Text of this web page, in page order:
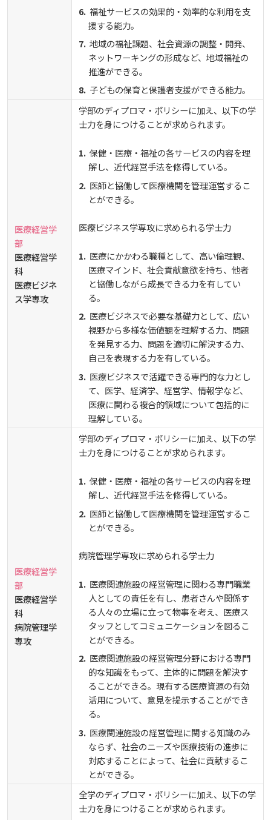
福祉サービスの効果的・効率的な利用を支
援する能力。
地域の福祉課題、社会資源の調整・開発、
ネットワーキングの形成など、地域福祉の
推進ができる。
子どもの保育と保護者支援ができる能力。
医療経営学
部
医療経営学
科
医療ビジネ
ス学専攻
学部のディプロマ・ポリシーに加え、以下の学
士力を身につけることが求められます。
保健・医療・福祉の各サービスの内容を理
解し、近代経営手法を修得している。
医師と協働して医療機関を管理運営するこ
とができる。
医療ビジネス学専攻に求められる学士力
医療にかかわる職種として、高い倫理観、
医療マインド、社会貢献意欲を持ち、他者
と協働しながら成長できる力を有してい
る。
医療ビジネスで必要な基礎力として、広い
視野から多様な価値観を理解する力、問題
を発見する力、問題を適切に解決する力、
自己を表現する力を有している。
医療ビジネスで活躍できる専門的な力とし
て、医学、経済学、経営学、情報学など、
医療に関わる複合的領域について包括的に
理解している。
医療経営学
部
医療経営学
科
病院管理学
専攻
学部のディプロマ・ポリシーに加え、以下の学
士力を身につけることが求められます。
保健・医療・福祉の各サービスの内容を理
解し、近代経営手法を修得している。
医師と協働して医療機関を管理運営するこ
とができる。
病院管理学専攻に求められる学士力
医療関連施設の経営管理に関わる専門職業
人としての責任を有し、患者さんや関係す
る人々の立場に立って物事を考え、医療ス
タッフとしてコミュニケーションを図るこ
とができる。
医療関連施設の経営管理分野における専門
的な知識をもって、主体的に問題を解決す
ることができる。現有する医療資源の有効
活用について、意見を提示することができ
る。
医療関連施設の経営管理に関する知識のみ
ならず、社会のニーズや医療技術の進歩に
対応することによって、社会に貢献するこ
とができる。
全学のディプロマ・ポリシーに加え、以下の学
士力を身につけることが求められます。